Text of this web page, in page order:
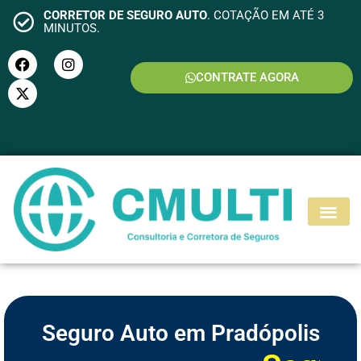
CORRETOR DE SEGURO AUTO. COTAÇÃO EM ATÉ 3
MINUTOS.
CONTRATE AGORA
SEGURO MOTO
Seguro Auto em Pradópolis